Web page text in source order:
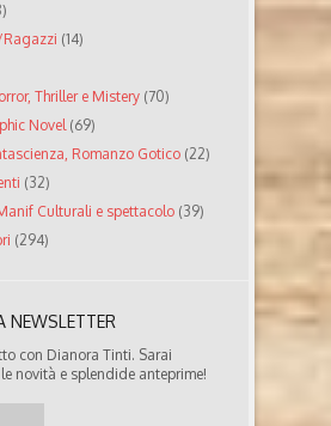
(14)
Thriller e Mistery (70)
Novel(69)
Romanzo Gotico (22)
(32)
Culturali e spettacolo (39)
(294)
NEWSLETTER
con Dianora Tinti. Sarai
novità e splendide anteprime!